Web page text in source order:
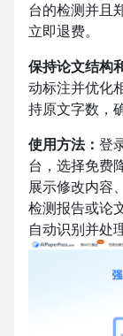
台的检测并且
立即退费。
保持论文结构
动标注并优化
持原文字数，
使用方法： 登
台，选择免费
展示修改内容
检测报告或论
自动识别并处